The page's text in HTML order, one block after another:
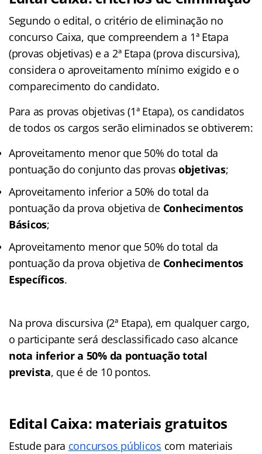
Segundo o edital, o critério de eliminação no
concurso Caixa, que compreendem a 1ª Etapa
(provas objetivas) e a 2ª Etapa (prova discursiva),
considera o aproveitamento mínimo exigido e o
comparecimento do candidato.
Para as provas objetivas (1ª Etapa), os candidatos
de todos os cargos serão eliminados se obtiverem:
Aproveitamento menor que 50% do total da
pontuação do conjunto das provasobjetivas;
Aproveitamento inferior a 50% do total da
pontuação da prova objetiva de Conhecimentos
Básicos;
Aproveitamento menor que 50% do total da
pontuação da prova objetiva de Conhecimentos
Específicos.
Na prova discursiva (2ª Etapa), em qualquer cargo,
o participante será desclassificado caso alcance
nota inferior a 50% da pontuação total
prevista, que é de 10 pontos.
Edital Caixa: materiais gratuitos
Estude para concursos públicos com materiais